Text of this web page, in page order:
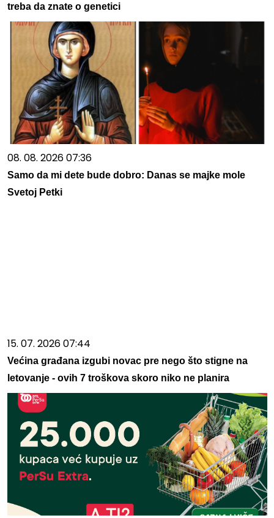
treba da znate o genetici
08. 08. 2026 07:36
Samo da mi dete bude dobro: Danas se majke mole
Svetoj Petki
15. 07. 2026 07:44
Većina građana izgubi novac pre nego što stigne na
letovanje - ovih 7 troškova skoro niko ne planira